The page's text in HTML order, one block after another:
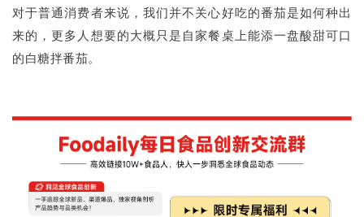
对于普通消费者来说，我们并不关心好吃的番茄是如何种出
来的，更多人想要的大概只是自家餐桌上能添一盘酸甜可口
的白糖拌番茄。